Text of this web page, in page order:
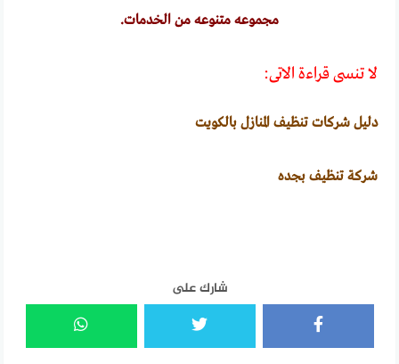
مجموعه متنوعه من الخدمات.
لا تنسى قراءة الاتى:
دليل شركات تنظيف المنازل بالكويت
شركة تنظيف بجده
شارك على